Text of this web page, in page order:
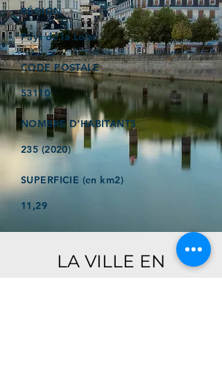
RÉGION
Pays de la Loire
CODE POSTALE
53110
NOMBRE D'HABITANTS
235 (2020)
SUPERFICIE (en km2)
11,29
LA VILLE EN